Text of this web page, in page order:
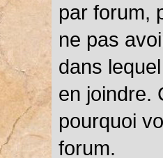
par forum,
ne pas
dans
en joindre.
pourquoi
forum.